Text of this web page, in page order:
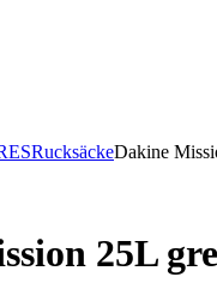
RucksäckeDakine
25L